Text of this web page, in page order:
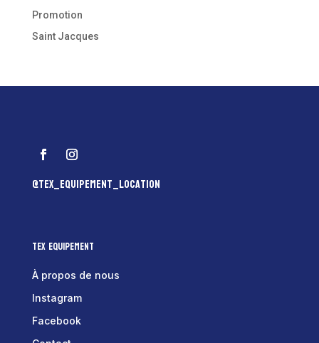
Promotion
Saint Jacques
@tex_equipement_location
Tex Equipement
À propos de nous
Instagram
Facebook